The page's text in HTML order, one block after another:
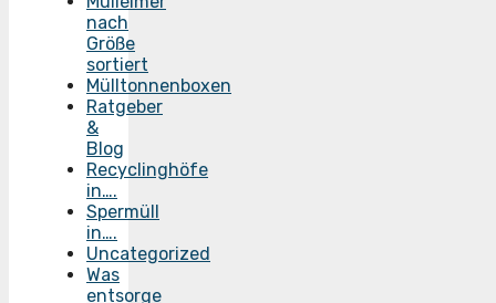
nach
Größe
sortiert
Mülltonnenboxen
Ratgeber
&
Blog
Recyclinghöfe
in….
Spermüll
in….
Uncategorized
Was
entsorge